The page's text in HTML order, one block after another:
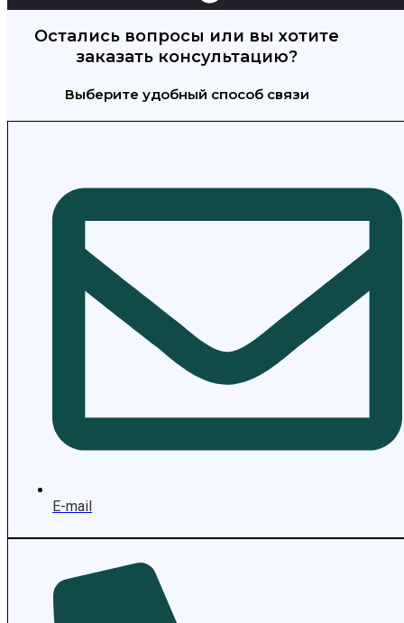
Остались вопросы или вы хотите
заказать консультацию?
Выберите удобный способ связи
E-mail